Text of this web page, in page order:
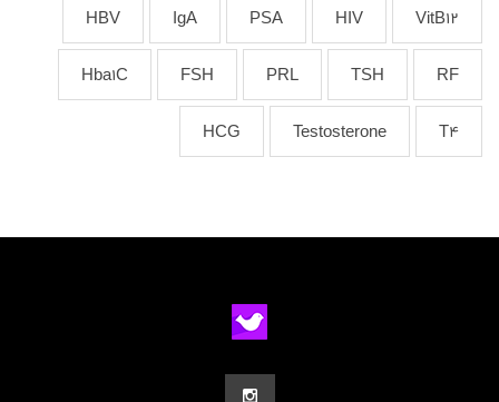
VitB12
HIV
PSA
IgA
HBV
RF
TSH
PRL
FSH
Hba1C
T4
Testosterone
HCG